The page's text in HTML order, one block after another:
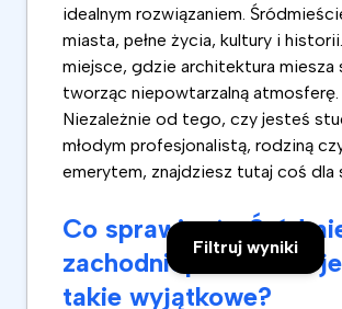
Filtruj wyniki
idealnym rozwiązaniem.
miasta, pełne życia, kultury i
miejsce, gdzie architektura miesza
tworząc niepowtarzalną atmosferę.
Niezależnie od tego, czy jesteś
młodym profesjonalistą, rodziną
emerytem, znajdziesz tutaj coś dla
Co sprawia, że
zachodniopomorskie
takie wyjątkowe?